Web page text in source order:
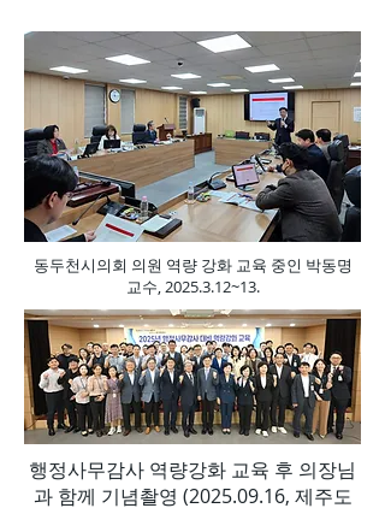
동두천시의회 의원 역량 강화 교육 중인 박동명
교수,2025.3.12~13.
행정사무감사 역량강화 교육 후 의장님
과 함께 기념촬영 (2025.09.16, 제주도